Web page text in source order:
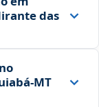
das